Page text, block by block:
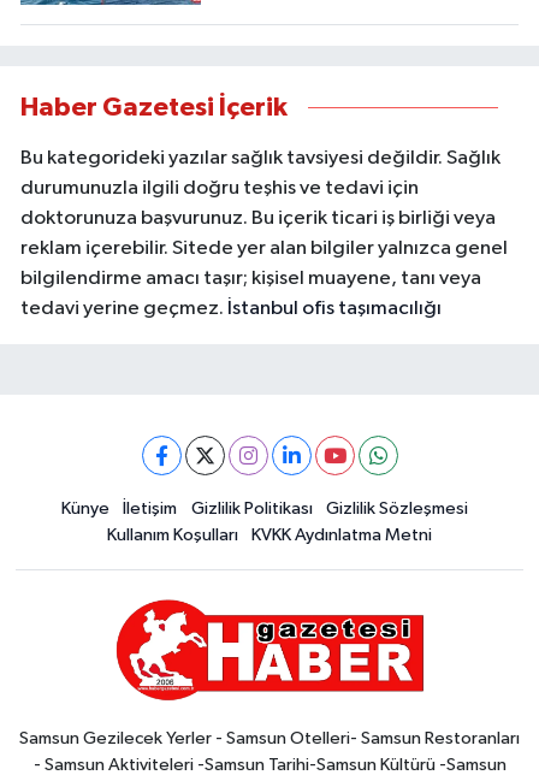
Haber Gazetesi İçerik
Bu kategorideki yazılar sağlık tavsiyesi değildir. Sağlık
durumunuzla ilgili doğru teşhis ve tedavi için
doktorunuza başvurunuz. Bu içerik ticari iş birliği veya
reklam içerebilir. Sitede yer alan bilgiler yalnızca genel
bilgilendirme amacı taşır; kişisel muayene, tanı veya
tedavi yerine geçmez. İstanbul ofis taşımacılığı
Künye İletişim Gizlilik Politikası
Gizlilik Sözleşmesi
Kullanım Koşulları
KVKK Aydınlatma Metni
Samsun Gezilecek Yerler - Samsun Otelleri- Samsun Restoranları
- Samsun Aktiviteleri -Samsun Tarihi-Samsun Kültürü -Samsun